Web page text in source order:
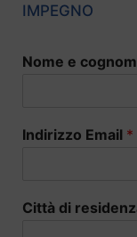
IMPEGNO
Nome e
Indirizzo Email *
Città di